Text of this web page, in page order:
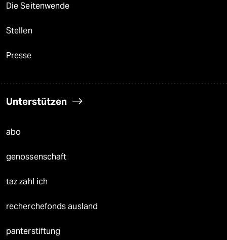
Die Seitenwende
Stellen
Presse
Unterstützen
abo
genossenschaft
taz zahl ich
recherchefonds ausland
panterstiftung